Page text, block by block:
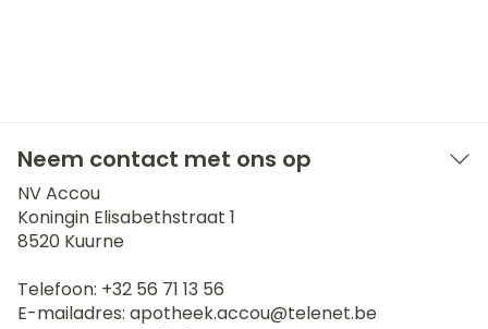
Neem contact met ons op
NV Accou
Koningin Elisabethstraat 1
8520 Kuurne
Telefoon: +32 56 71 13 56
E-mailadres: apotheek.accou@telenet.be